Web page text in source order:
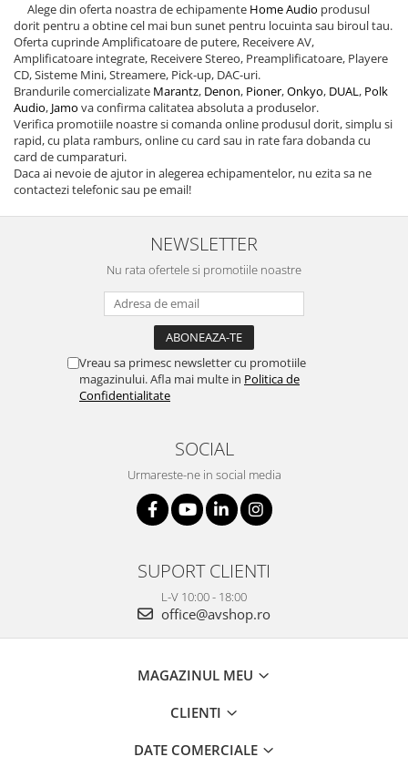
Alege din oferta noastra de echipamente Home Audio produsul
dorit pentru a obtine cel mai bun sunet pentru locuinta sau biroul tau.
Oferta cuprinde Amplificatoare de putere, Receivere AV,
Amplificatoare integrate, Receivere Stereo, Preamplificatoare, Playere
CD, Sisteme Mini, Streamere, Pick-up, DAC-uri.
Brandurile comercializate Marantz, Denon, Pioner,Onkyo, DUAL, Polk
Audio, Jamo va confirma calitatea absoluta a produselor.
Verifica promotiile noastre si comanda online produsul dorit, simplu si
rapid, cu plata ramburs, online cu card sau in rate fara dobanda cu
card de cumparaturi.
Daca ai nevoie de ajutor in alegerea echipamentelor, nu ezita sa ne
contactezi telefonic sau pe email!
NEWSLETTER
Nu rata ofertele si promotiile noastre
Vreau sa primesc newsletter cu promotiile
magazinului. Afla mai multe in Politica de
Confidentialitate
SOCIAL
Urmareste-ne in social media
SUPORT CLIENTI
L-V 10:00 - 18:00
office@avshop.ro
MAGAZINUL MEU
CLIENTI
DATE COMERCIALE